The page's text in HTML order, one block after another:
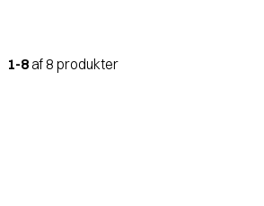
1-8 af 8 produkter